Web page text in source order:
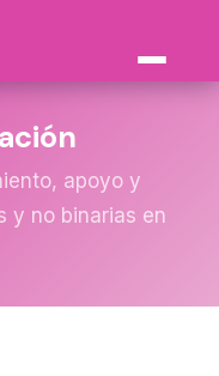
apoyo y
y no binarias en